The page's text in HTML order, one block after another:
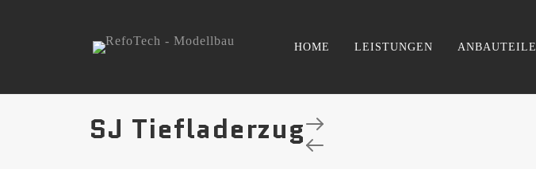
HOME LEISTUNGEN ANBAUTEILE
SJ Tiefladerzug